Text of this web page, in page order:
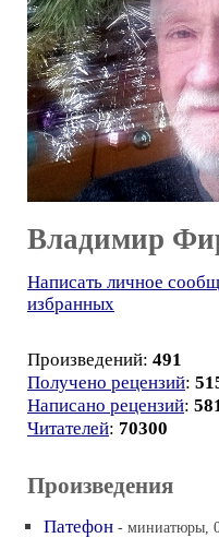
Владимир
Написать личное
избранных
Произведений: 491
Получено рецензий:
Написано рецензий:
Читателей: 70300
Произведения
Патефон - миниатюры,